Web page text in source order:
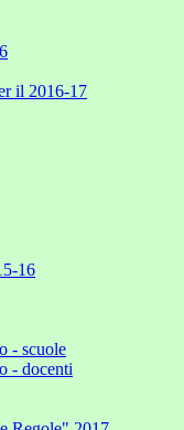
il 2016-17
16
- scuole
- docenti